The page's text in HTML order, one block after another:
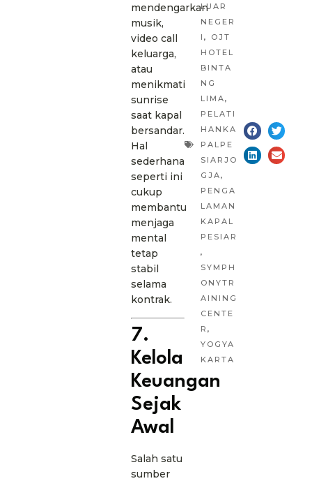
mendengarkan
musik,
video call
keluarga,
atau
menikmati
sunrise
saat kapal
bersandar.
Hal
sederhana
seperti ini
cukup
membantu
menjaga
mental
tetap
stabil
selama
kontrak.
7.
Kelola
Keuangan
Sejak
Awal
Salah satu
sumber
LUAR
NEGER
I , OJT
HOTEL
BINTA
NG
LIMA,
PELATI
HANKA
PALPE
SIARJO
GJA,
PENGA
LAMAN
KAPAL
PESIAR
,
SYMPH
ONYTR
AINING
CENTE
R ,
YOGYA
KARTA